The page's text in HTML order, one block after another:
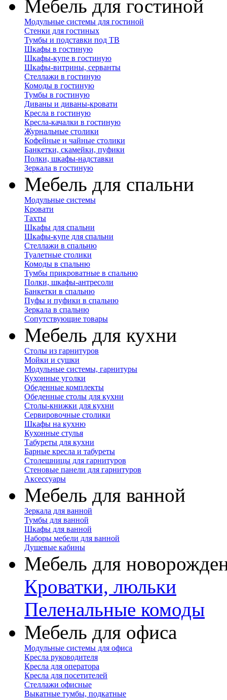
Мебель для гостиной
Модульные системы для гостиной
Стенки для гостиных
Тумбы и подставки под ТВ
Шкафы в гостиную
Шкафы-купе в гостиную
Шкафы-витрины, серванты
Стеллажи в гостиную
Комоды в гостиную
Тумбы в гостиную
Диваны и диваны-кровати
Кресла в гостиную
Кресла-качалки в гостиную
Журнальные столики
Кофейные и чайные столики
Банкетки, скамейки, пуфики
Полки, шкафы-надставки
Зеркала в гостиную
Мебель для спальни
Модульные системы
Кровати
Тахты
Шкафы для спальни
Шкафы-купе для спальни
Стеллажи в спальню
Туалетные столики
Комоды в спальню
Тумбы прикроватные в спальню
Полки, шкафы-антресоли
Банкетки в спальню
Пуфы и пуфики в спальню
Зеркала в спальню
Сопутствующие товары
Мебель для кухни
Столы из гарнитуров
Мойки и сушки
Модульные системы, гарнитуры
Кухонные уголки
Обеденные комплекты
Обеденные столы для кухни
Столы-книжки для кухни
Сервировочные столики
Шкафы на кухню
Кухонные стулья
Табуреты для кухни
Барные кресла и табуреты
Столешницы для гарнитуров
Стеновые панели для гарнитуров
Аксессуары
Мебель для ванной
Зеркала для ванной
Тумбы для ванной
Шкафы для ванной
Наборы мебели для ванной
Душевые кабины
Мебель для
Кроватки, люльки
Пеленальные комоды
Мебель для офиса
Модульные системы для офиса
Кресла руководителя
Кресла для оператора
Кресла для посетителей
Стеллажи офисные
Выкатные тумбы, подкатные